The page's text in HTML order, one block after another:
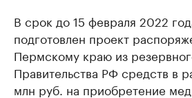
В срок до 15 февраля 2022
подготовлен проект
Пермскому краю из
Правительства РФ средств в
млн руб. на приобретение